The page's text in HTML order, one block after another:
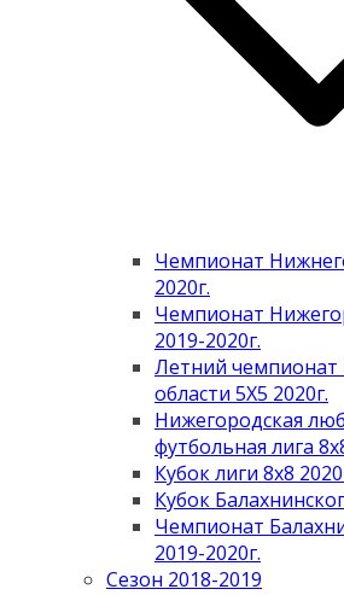
Чемпионат
2020г.
Чемпионат
2019-2020г.
Летний чемпионат
области 5Х5 2020г.
Нижегородская
футбольная лига
Кубок лиги 8х8
Кубок
Чемпионат
2019-2020г.
Сезон 2018-2019